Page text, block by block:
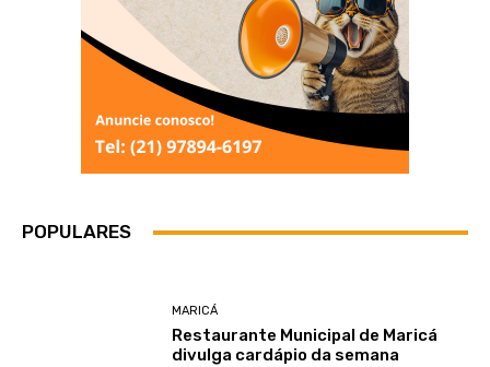
POPULARES
MARICÁ
Restaurante Municipal de Maricá
divulga cardápio da semana